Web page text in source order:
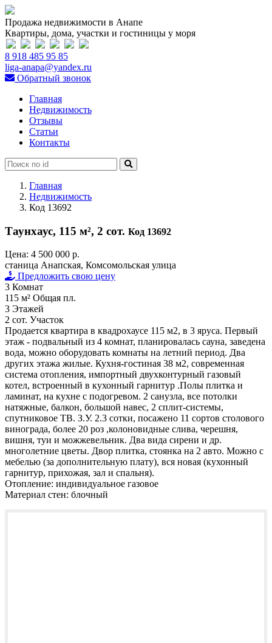
Продажа недвижимости в Анапе
Квартиры, дома, участки и гостиницы у моря
8 918 485 95 85
liga-anapa@yandex.ru
Обратный звонок
Главная
Недвижимость
Отзывы
Статьи
Контакты
Главная
Недвижимость
Код 13692
Таунхаус, 115 м², 2 сот. Код 13692
Цена: 4 500 000 р.
станица Анапская, Комсомольская улица
Предложить свою цену
3 Комнат
115 м² Общая пл.
3 Этажей
2 сот. Участок
Продается квартира в квадрохаусе 115 м2, в 3 яруса. Первый
этаж - подвальный из 4 комнат, планировалась сауна, заведена
вода, можно оборудовать комнаты на летний период. Два
других этажа жилые. Кухня-гостиная 38 м2, современная
система отопления, импортный двухконтурный газовый
котел, встроенный в кухонный гарнитур .Полы плитка и
ламинат, на кухне с подогревом. 2 санузла, все потолки
натяжные, балкон, большой навес, 2 сплит-системы,
спутниковое ТВ. З.У. 2.3 сотки, посажено 11 сортов столового
винограда, более 20 роз ,колоновидные слива, черешня,
вишня, туи и можжевельник. Два вида сирени и др.
многолетние цветы. Двор плитка, стоянка на 2 авто. Можно с
мебелью (за дополнительную плату), вся новая (кухонный
гарнитур, прихожая, зал и спальня).
Отопление: индивидуальное газовое
Материал стен: блочный